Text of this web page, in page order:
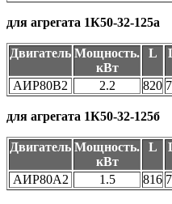
для агрегата 1К50-32-125а
Двигатель Мощность.
кВт
L
АИР80В2 2.2 820
для агрегата 1К50-32-125б
Двигатель Мощность.
кВт
L
АИР80А2 1.5 816